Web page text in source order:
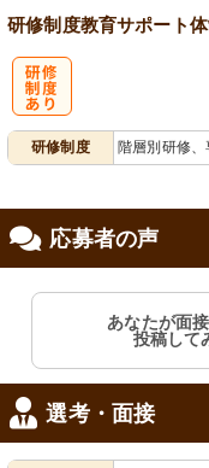
研修制度教育サポート体
研修制度 階層別研修
応募者の声
あなたが面
投稿して
選考・面接